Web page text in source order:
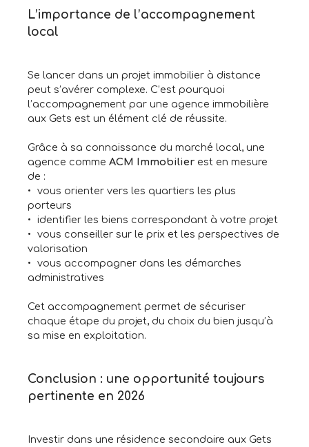
L’importance de l’accompagnement
local
Se lancer dans un projet immobilier à distance
peut s’avérer complexe. C’est pourquoi
l’accompagnement par une agence immobilière
aux Gets est un élément clé de réussite.
Grâce à sa connaissance du marché local, une
agence comme ACM Immobilier est en mesure
de :
vous orienter vers les quartiers les plus
porteurs
identifier les biens correspondant à votre projet
vous conseiller sur le prix et les perspectives de
valorisation
vous accompagner dans les démarches
administratives
Cet accompagnement permet de sécuriser
chaque étape du projet, du choix du bien jusqu’à
sa mise en exploitation.
Conclusion : une opportunité toujours
pertinente en 2026
Investir dans une résidence secondaire aux Gets